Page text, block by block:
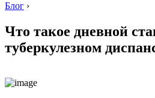
Блог ›
Что такое дневной
туберкулезном